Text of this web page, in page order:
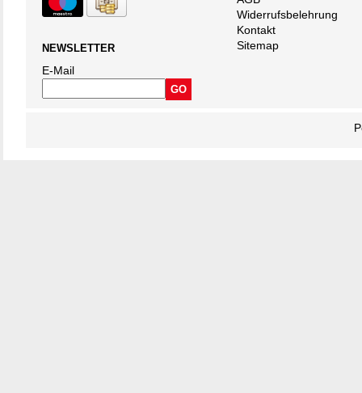
NEWSLETTER
E-Mail
Widerrufsbelehrung
Kontakt
Sitemap